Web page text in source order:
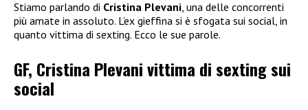
Stiamo parlando di Cristina Plevani , una delle concorrenti
più amate in assoluto. L’ex gieffina si è sfogata sui social, in
quanto vittima di sexting. Ecco le sue parole.
GF, Cristina Plevani vittima di sexting sui
social